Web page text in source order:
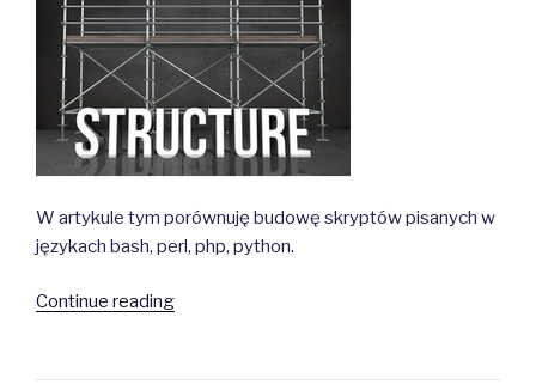
W artykule tym porównuję budowę skryptów pisanych w
językach bash, perl, php, python.
Continue reading“Struktura